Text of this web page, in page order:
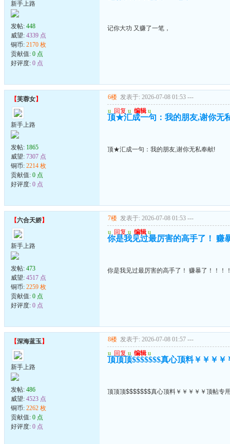
新手上路
发帖: 448
威望: 4339 点
铜币: 2170 枚
贡献值: 0 点
好评度: 0 点
记你大功 又赚了一笔，
【芙蓉女】
新手上路
发帖: 1865
威望: 7307 点
铜币: 2214 枚
贡献值: 0 点
好评度: 0 点
6楼 发表于: 2026-07-08 01:53 ---
u 回复 u 编辑 u
顶★汇成一句：我的朋友,谢你无
顶★汇成一句：我的朋友,谢你无私奉献!
【六合天娇】
新手上路
发帖: 473
威望: 4517 点
铜币: 2259 枚
贡献值: 0 点
好评度: 0 点
7楼 发表于: 2026-07-08 01:53 ---
u 回复 u 编辑 u
你是我见过最厉害的高手了！ 赚
你是我见过最厉害的高手了！ 赚暴了！！！
【深海蓝玉】
新手上路
发帖: 486
威望: 4523 点
铜币: 2262 枚
贡献值: 0 点
好评度: 0 点
8楼 发表于: 2026-07-08 01:57 ---
u 回复 u 编辑 u
顶顶顶$$$$$$$真心顶料￥￥￥￥
顶顶顶$$$$$$$真心顶料￥￥￥￥￥顶帖专